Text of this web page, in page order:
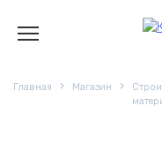
содержанию
Главная Магазин